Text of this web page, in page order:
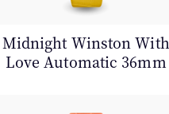
Midnight Winston With
Love Automatic 36mm